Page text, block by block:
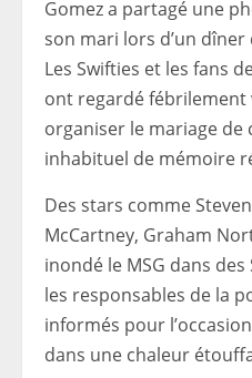
Gomez a partagé une
son mari lors d’un
Les Swifties et les fans
ont regardé fébrilement
organiser le mariage de
inhabituel de mémoire
Des stars comme
McCartney, Graham
inondé le MSG dans
les responsables de la
informés pour
dans une chaleur